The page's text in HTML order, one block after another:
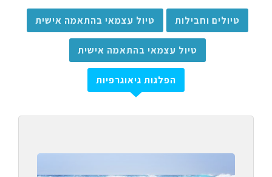
טיולים וחבילות טיול עצמאי בהתאמה אישית
טיול עצמאי בהתאמה אישית
הפלגות גיאוגרפיות